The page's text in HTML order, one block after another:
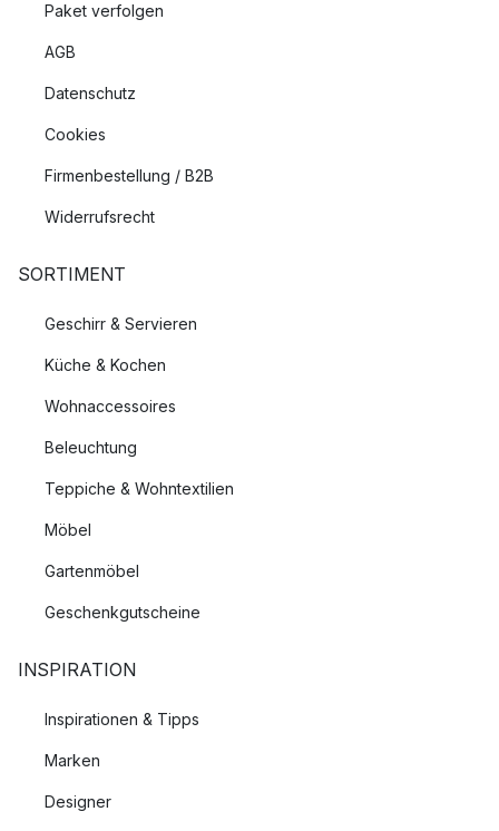
Paket verfolgen
AGB
Datenschutz
Cookies
Firmenbestellung / B2B
Widerrufsrecht
SORTIMENT
Geschirr & Servieren
Küche & Kochen
Wohnaccessoires
Beleuchtung
Teppiche & Wohntextilien
Möbel
Gartenmöbel
Geschenkgutscheine
INSPIRATION
Inspirationen & Tipps
Marken
Designer